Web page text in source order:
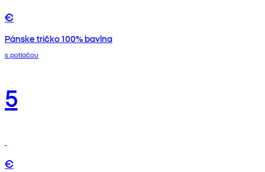
€
Pánske tričko 100% bavlna
s potlačou
5
€